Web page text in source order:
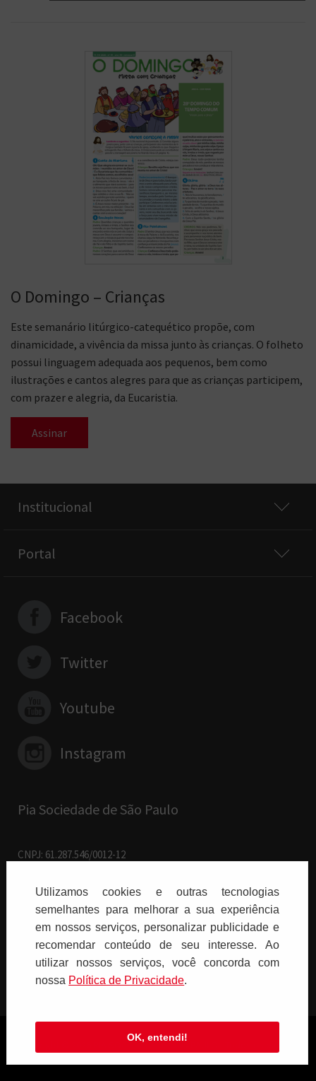
O Domingo – Crianças
Este semanário litúrgico-catequético propõe, com
dinamicidade, a vivência da missa junto às crianças. O folheto
possui linguagem adequada aos pequenos, bem como
ilustrações e cantos alegres para que as crianças participem,
com prazer e alegria, da Eucaristia.
Assinar
Institucional
Portal
Facebook
Twitter
Youtube
Instagram
Pia Sociedade de São Paulo
CNPJ: 61.287.546/0012-12
Vila Mariana - São Paulo/SP
Paulus Editora pelo mundo:
Brasil
Copyright © 2026 PIA SOCIEDADE DE SÃO PAULO - Todos os direitos
Utilizamos cookies e outras tecnologias
semelhantes para melhorar a sua experiência
em nossos serviços, personalizar publicidade e
recomendar conteúdo de seu interesse. Ao
utilizar nossos serviços, você concorda com
nossa Polí­tica de Privacidade.
OK, entendi!